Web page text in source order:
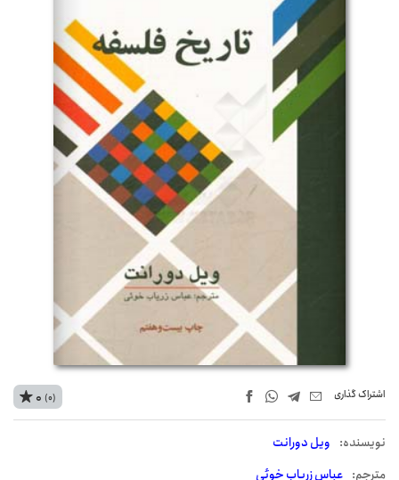
اشتراک‌ گذاری
نويسنده: ویل دورانت
مترجم: عباس زریاب خوئی
0 (0)